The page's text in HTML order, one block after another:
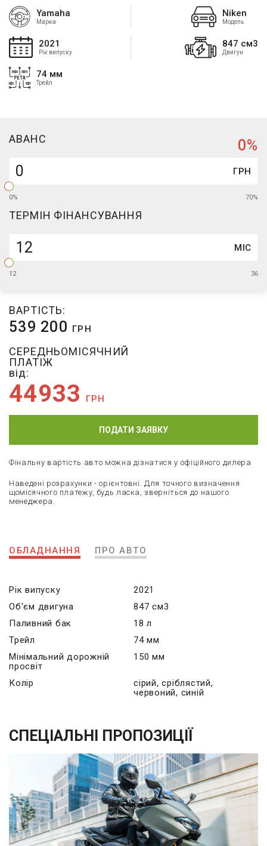
Yamaha
Марка
Niken
Модель
2021
Рік випуску
847 см3
Двигун
74 мм
Трейл
АВАНC 0%
ГРН
0% 70%
ТЕРМІН ФІНАНСУВАННЯ
МІС
12 36
ВАРТІСТЬ:
539 200 ГРН
СЕРЕДНЬОМІСЯЧНИЙ
ПЛАТІЖ
від:
44933 ГРН
ПОДАТИ ЗАЯВКУ
Фінальну вартість авто можна дізнатися у офіційного дилера
Наведені розрахунки - орієнтовні. Для точного визначення
щомісячного платежу, будь ласка, зверніться до нашого
менеджера.
ОБЛАДНАННЯ ПРО АВТО
Рік випуску
2021
Об'єм двигуна
847 см3
Паливний бак
18 л
Трейл
74 мм
Мінімальний дорожній
просвіт
150 мм
Колір
сірий, сріблястий,
червоний, синій
СПЕЦІАЛЬНІ ПРОПОЗИЦІЇ